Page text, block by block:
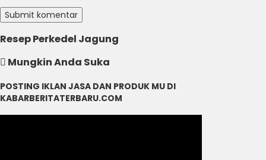
Resep Perkedel Jagung
Mungkin Anda Suka
POSTING IKLAN JASA DAN PRODUK MU DI
KABARBERITATERBARU.COM